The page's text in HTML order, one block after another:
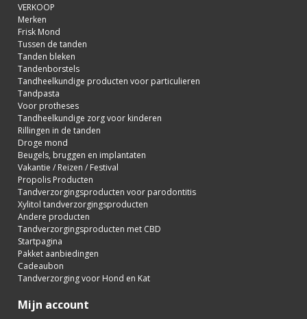
VERKOOP
Merken
Frisk Mond
Tussen de tanden
Tanden bleken
Tandenborstels
Tandheelkundige producten voor particulieren
Tandpasta
Voor protheses
Tandheelkundige zorg voor kinderen
Rillingen in de tanden
Droge mond
Beugels, bruggen en implantaten
Vakantie / Reizen / Festival
Propolis Producten
Tandverzorgingsproducten voor parodontitis
Xylitol tandverzorgingsproducten
Andere producten
Tandverzorgingsproducten met CBD
Startpagina
Pakket aanbiedingen
Cadeaubon
Tandverzorging voor Hond en Kat
Mijn account